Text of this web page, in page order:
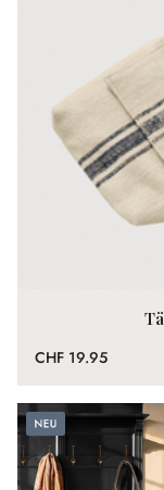
CHF 19.95
Neu